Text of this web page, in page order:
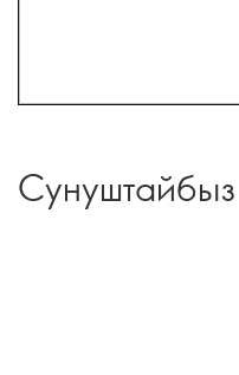
Сунуштайбыз